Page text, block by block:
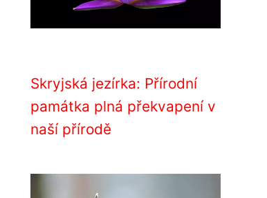
Skryjská jezírka: Přírodní
památka plná překvapení v
naší přírodě